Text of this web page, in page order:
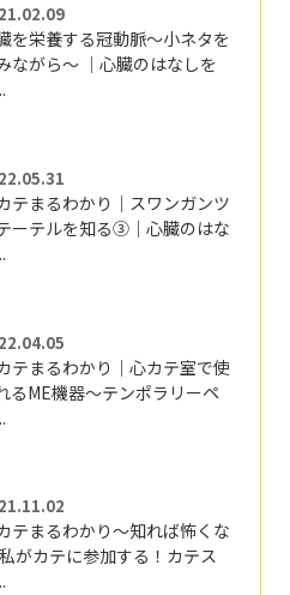
を栄養する冠動脈～小ネタを
ながら～ ｜心臓のはなしを
テまるわかり｜スワンガンツ
ーテルを知る③｜心臓のはな
テまるわかり｜心カテ室で使
るME機器～テンポラリーペ
テまるわかり～知れば怖くな
がカテに参加する！カテス